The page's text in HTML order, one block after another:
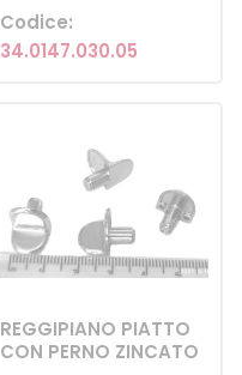
Codice:
34.0147.030.05
REGGIPIANO PIATTO
CON PERNO ZINCATO